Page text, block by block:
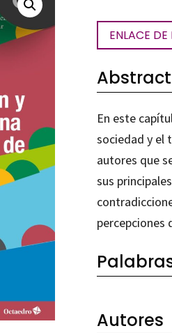
ENLACE
Abstract
En este
sociedad y el
autores que
sus
percepciones
Autores